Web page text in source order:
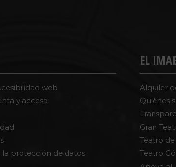
web
y acceso
protección de datos
EL
Alquiler
Quiénes
Gran
Teatro
Teatro